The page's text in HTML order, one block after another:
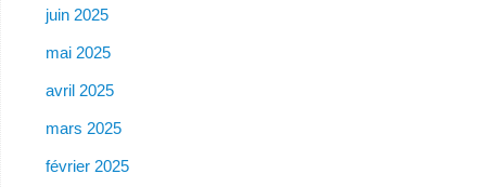
juin 2025
mai 2025
avril 2025
mars 2025
février 2025